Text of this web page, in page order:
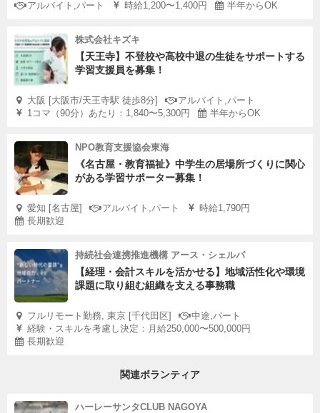
アルバイト,パート
時給1,200〜1,400円 半年からOK
株式会社キズキ
【天王寺】不登校や高校中退の生徒をサポートする
学習支援員を募集！
大阪 [大阪市/天王寺駅 徒歩8分]
アルバイト,パート
1コマ（90分）あたり：1,840〜5,300円
半年からOK
NPO教育支援協会東海
《名古屋・教育福祉》中学生の居場所づくりに関心
がある学習サポーター募集！
愛知 [名古屋] アルバイト,パート
時給1,790円
長期歓迎
持続社会連携推進機構 アース・シェルパ
【経理・会計スキルを活かせる】地域活性化や環境
課題に取り組む組織を支える事務職
フルリモート勤務, 東京 [千代田区]
中途,パート
経験・スキルを考慮し決定：月給250,000〜500,000円
長期歓迎
関連ボランティア
ハーレーサンタCLUB NAGOYA